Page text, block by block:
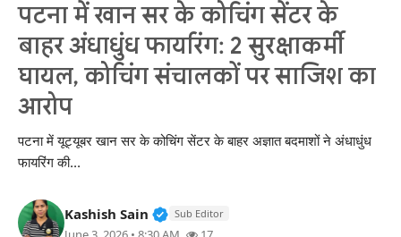
राजस्थान
राजनीति
क्राइम
भारत
बॉलीवुड
पटना में खान सर के कोचिंग सेंटर के
बाहर अंधाधुंध फायरिंग: 2 सुरक्षाकर्मी
घायल, कोचिंग संचालकों पर साजिश का
आरोप
पटना में यूट्यूबर खान सर के कोचिंग सेंटर के बाहर अज्ञात बदमाशों ने अंधाधुंध
फायरिंग की...
Kashish Sain Verified Public Figure • 11 Jun,
Sub Editor